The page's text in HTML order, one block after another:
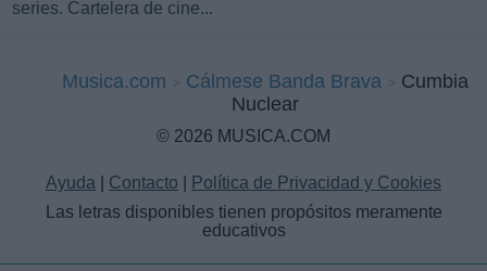
series. Cartelera de cine...
Musica.com Cálmese Banda Brava
Cumbia
Nuclear
© 2026 MUSICA.COM
Ayuda Contacto
Política de Privacidad y Cookies
Las letras disponibles tienen propósitos meramente
educativos